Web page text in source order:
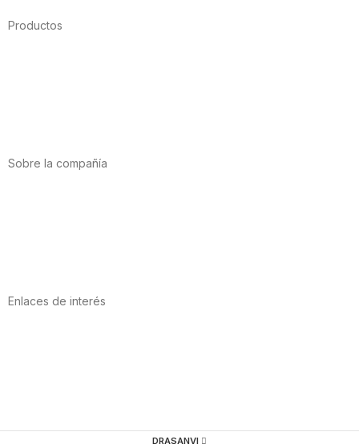
Productos
Sobre la compañía
Enlaces de interés
DRASANVI